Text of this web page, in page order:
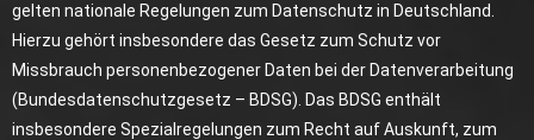
gelten nationale Regelungen zum Datenschutz in Deutschland.
Hierzu gehört insbesondere das Gesetz zum Schutz vor
Missbrauch personenbezogener Daten bei der Datenverarbeitung
(Bundesdatenschutzgesetz – BDSG). Das BDSG enthält
insbesondere Spezialregelungen zum Recht auf Auskunft, zum